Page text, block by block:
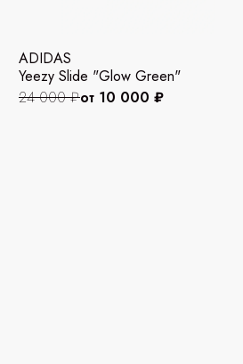
ADIDAS
Yeezy Slide "Glow Green"
24 000 ₽от 10 000 ₽